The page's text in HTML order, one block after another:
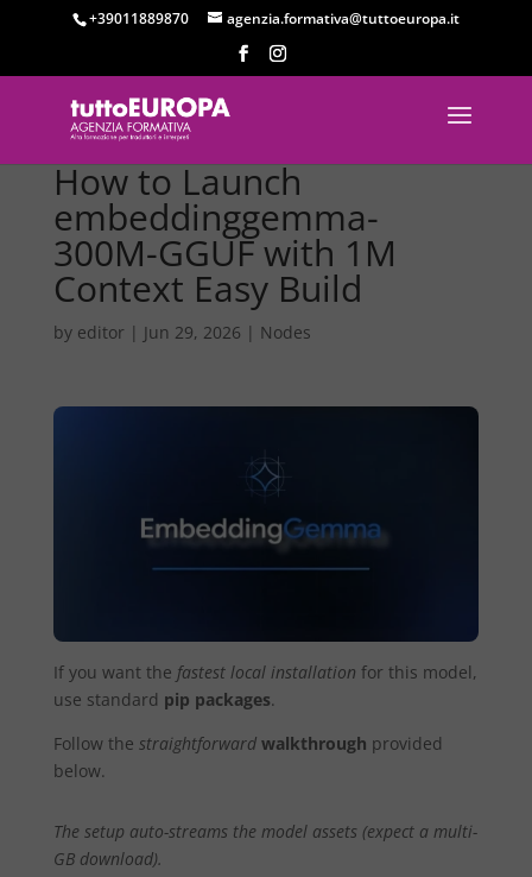
+39011889870 agenzia.formativa@tuttoeuropa.it
How to Launch
embeddinggemma-
300M-GGUF with 1M
Context Easy Build
by editor | Jun 29, 2026 | Nodes
If you want the fastest local installation for this model,
use standard pip packages.
Follow the straightforward walkthrough provided
below.
The setup auto-streams the model assets (expect a multi-
GB download).